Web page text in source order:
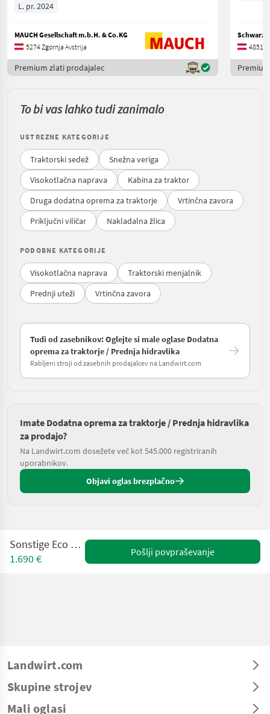
L. pr. 2024
MAUCH Gesellschaft m.b.H. & Co.KG
5274 Zgornja Avstrija
Premium zlati prodajalec
4851
To bi vas lahko tudi zanimalo
USTREZNE KATEGORIJE
Traktorski sedež
Snežna veriga
Visokotlačna naprava
Kabina za traktor
Druga dodatna oprema za traktorje
Vrtinčna zavora
Priključni viličar
Nakladalna žlica
PODOBNE KATEGORIJE
Visokotlačna naprava
Traktorski menjalnik
Prednji uteži
Vrtinčna zavora
Tudi od zasebnikov: Oglejte si male oglase Dodatna
oprema za traktorje / Prednja hidravlika
Rabljeni stroji od zasebnih prodajalcev na Landwirt.com
Imate Dodatna oprema za traktorje / Prednja hidravlika
za prodajo?
Na Landwirt.com dosežete več kot 545.000 registriranih
uporabnikov.
Objavi oglas brezplačno
Sonstige Eco Tecnologis
1.690 €
Pošlji povpraševanje
Landwirt.com
Skupine strojev
Mali oglasi